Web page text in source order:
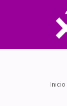
Inicio